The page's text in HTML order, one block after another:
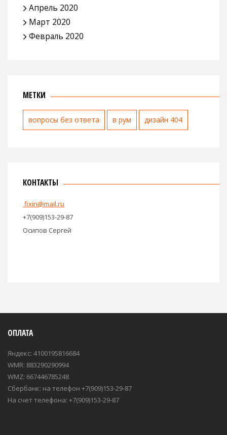
Апрель 2020
Март 2020
Февраль 2020
МЕТКИ
вопросы без ответа в рум дизайн 404
КОНТАКТЫ
fixin@mail.ru
+7(909)153-29-87
Осипов Сергей
ОПЛАТА
Яндекс: 4100195816684
WMR: 883290290994
WMZ: 667446785248
Сбербанк: на телефон +7(909)153-29-87
На счет телефона: +7(909)153-29-87